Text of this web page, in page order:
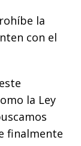
la
con el
la Ley
finalmente